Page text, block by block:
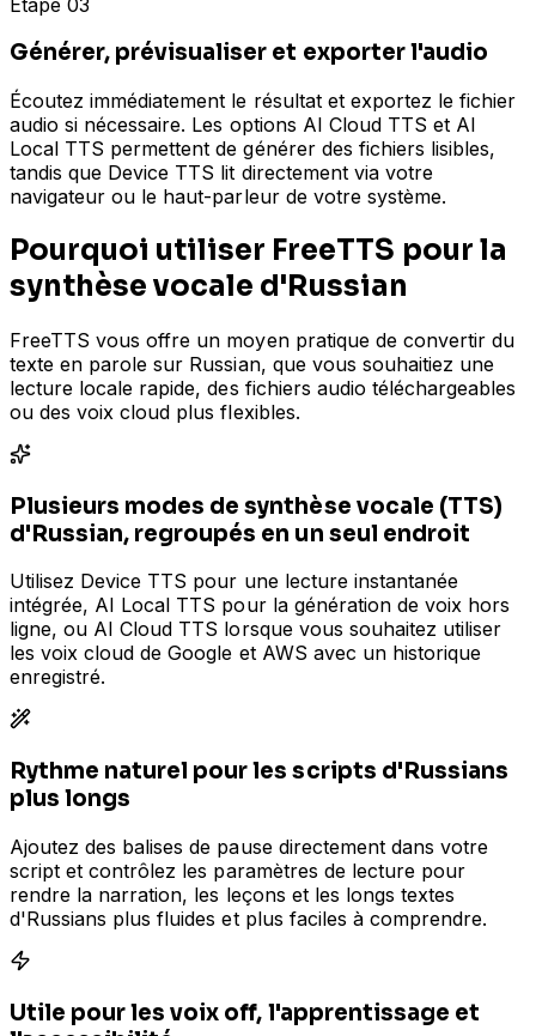
Générer, prévisualiser et exporter l'audio
Écoutez immédiatement le résultat et exportez le fichier
audio si nécessaire. Les options AI Cloud TTS et AI
Local TTS permettent de générer des fichiers lisibles,
tandis que Device TTS lit directement via votre
navigateur ou le haut-parleur de votre système.
Pourquoi utiliser FreeTTS pour la
synthèse vocale d'Russian
FreeTTS vous offre un moyen pratique de convertir du
texte en parole sur Russian, que vous souhaitiez une
lecture locale rapide, des fichiers audio téléchargeables
ou des voix cloud plus flexibles.
Plusieurs modes de synthèse vocale (TTS)
d'Russian, regroupés en un seul endroit
Utilisez Device TTS pour une lecture instantanée
intégrée, AI Local TTS pour la génération de voix hors
ligne, ou AI Cloud TTS lorsque vous souhaitez utiliser
les voix cloud de Google et AWS avec un historique
enregistré.
Rythme naturel pour les scripts d'Russians
plus longs
Ajoutez des balises de pause directement dans votre
script et contrôlez les paramètres de lecture pour
rendre la narration, les leçons et les longs textes
d'Russians plus fluides et plus faciles à comprendre.
Utile pour les voix off, l'apprentissage et